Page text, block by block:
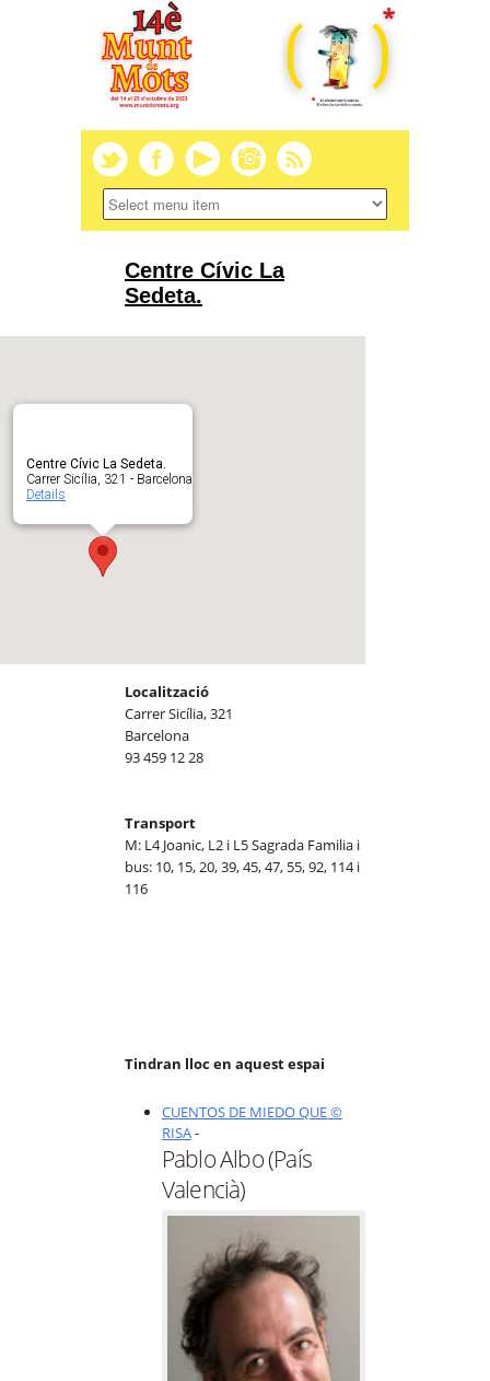
Centre Cívic La
Sedeta.
Centre Cívic La Sedeta.
Carrer Sicília, 321 - Barcelona
Details
Localització
Carrer Sicília, 321
Barcelona
93 459 12 28
Transport
M: L4 Joanic, L2 i L5 Sagrada Familia i
bus: 10, 15, 20, 39, 45, 47, 55, 92, 114 i
116
Tindran lloc en aquest espai
CUENTOS DE MIEDO QUE ©
RISA-
Pablo Albo (País
Valencià)